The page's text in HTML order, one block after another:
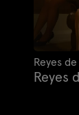
Reyes
Reyes